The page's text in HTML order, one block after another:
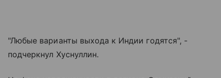
"Любые варианты выхода к Индии годятся", -
подчеркнул Хуснуллин.